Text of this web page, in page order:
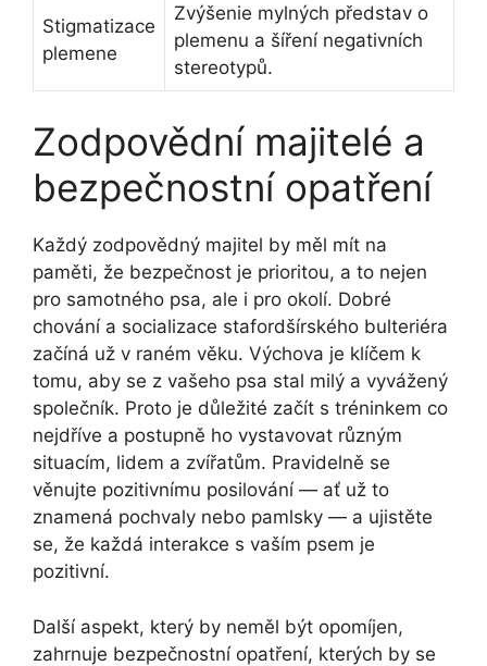
Stigmatizace
plemene
Zvýšenie mylných představ o
plemenu a šíření negativních
stereotypů.
Zodpovědní majitelé a
bezpečnostní opatření
Každý zodpovědný majitel by měl mít na
paměti, že bezpečnost je prioritou, a to nejen
pro samotného psa, ale i pro okolí. Dobré
chování a socializace stafordšírského bulteriéra
začíná už v raném věku. Výchova je klíčem k
tomu, aby se z vašeho psa stal milý a vyvážený
společník. Proto je důležité začít s tréninkem co
nejdříve a postupně ho vystavovat různým
situacím, lidem a zvířatům. Pravidelně se
věnujte pozitivnímu posilování — ať už to
znamená pochvaly nebo pamlsky — a ujistěte
se, že každá interakce s vaším psem je
pozitivní.
Další aspekt, který by neměl být opomíjen,
zahrnuje bezpečnostní opatření, kterých by se